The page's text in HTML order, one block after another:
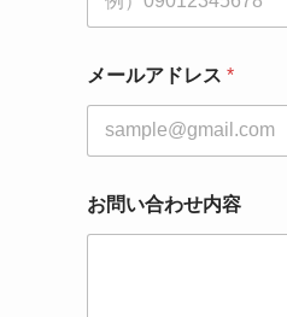
メールアドレス *
お問い合わせ内容